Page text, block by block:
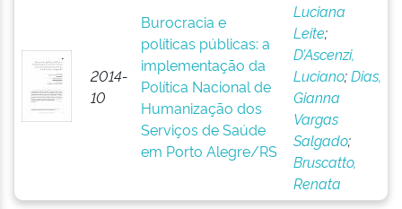
2014-
10
Burocracia e
políticas públicas: a
implementação da
Política Nacional de
Humanização dos
Serviços de Saúde
em Porto Alegre/RS
Luciana
Leite;
D’Ascenzi,
Luciano;Dias,
Gianna
Vargas
Salgado;
Bruscatto,
Renata